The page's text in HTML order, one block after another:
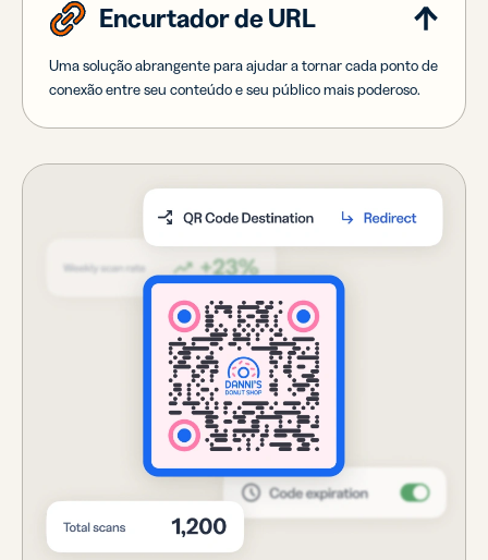
Encurtador de URL
Uma solução abrangente para ajudar a tornar cada ponto de
conexão entre seu conteúdo e seu público mais poderoso.